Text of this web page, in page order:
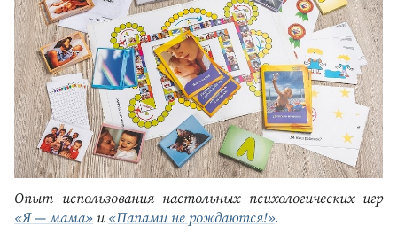
Опыт использования настольных психологических игр
«Я — мама» и «Папами не рождаются!».